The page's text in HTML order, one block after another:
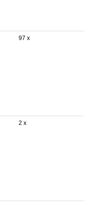
97 x
2 x